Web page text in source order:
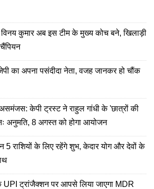
विनय कुमार अब इस टीम के मुख्य कोच बने, खिलाड़ी
का अपना पसंदीदा नेता, वजह जानकर हो चौंक
केपी ट्रस्ट ने राहुल गांधी के 'छात्रों की
अनुमति, 8 अगस्त को होगा आयोजन
5 राशियों के लिए रहेंगे शुभ, केदार योग और देवों के
UPI ट्रांजैक्शन पर आपसे लिया जाएगा MDR